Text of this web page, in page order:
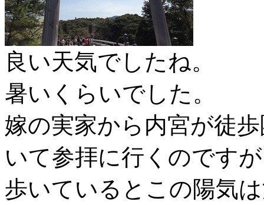
良い天気でしたね。
暑いくらいでした。
嫁の実家から内宮が徒
いて参拝に行くのです
歩いているとこの陽気